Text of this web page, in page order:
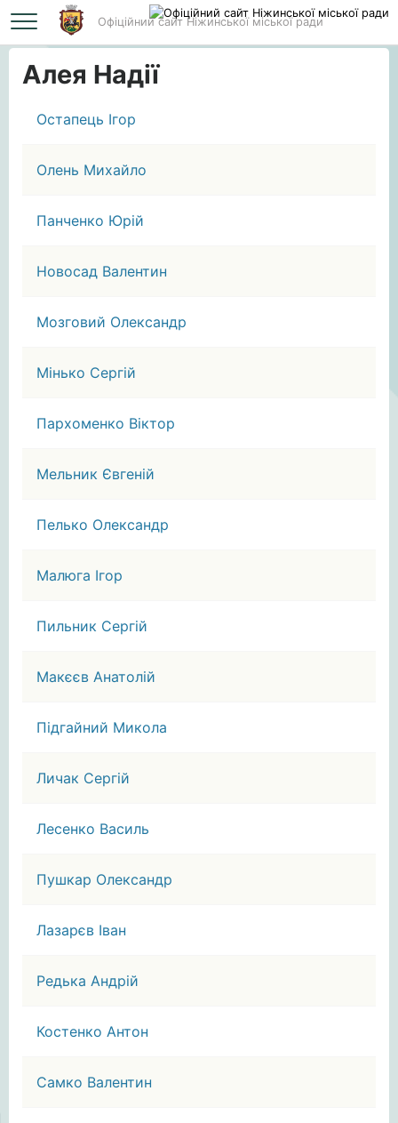
Офіційний сайт Ніжинської міської ради
Головна Алея Надії
Алея Надії
Остапець Ігор
Олень Михайло
Панченко Юрій
Новосад Валентин
Мозговий Олександр
Мінько Сергій
Пархоменко Віктор
Мельник Євгеній
Пелько Олександр
Малюга Ігор
Пильник Сергій
Макєєв Анатолій
Підгайний Микола
Личак Сергій
Лесенко Василь
Пушкар Олександр
Лазарєв Іван
Редька Андрій
Костенко Антон
Самко Валентин